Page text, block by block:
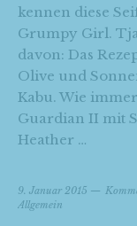
kennen diese
Grumpy Girl.
davon: Das
Olive und
Kabu. Wie
Guardian II mit
Heather …
9. Januar 2015
Allgemein